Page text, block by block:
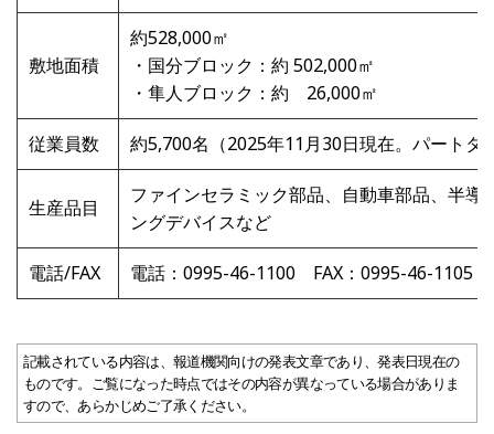
敷地面積
約528,000㎡
・国分ブロック：約 502,000㎡
・隼人ブロック：約
26,000㎡
従業員数 約5,700名（2025年11月30日現在。パートタ
生産品目
ファインセラミック部品、自動車部品、半
ングデバイスなど
電話/FAX 電話：0995-46-1100 FAX：0995-46-1105
記載されている内容は、報道機関向けの発表文章であり、発表日現在の
ものです。ご覧になった時点ではその内容が異なっている場合がありま
すので、あらかじめご了承ください。